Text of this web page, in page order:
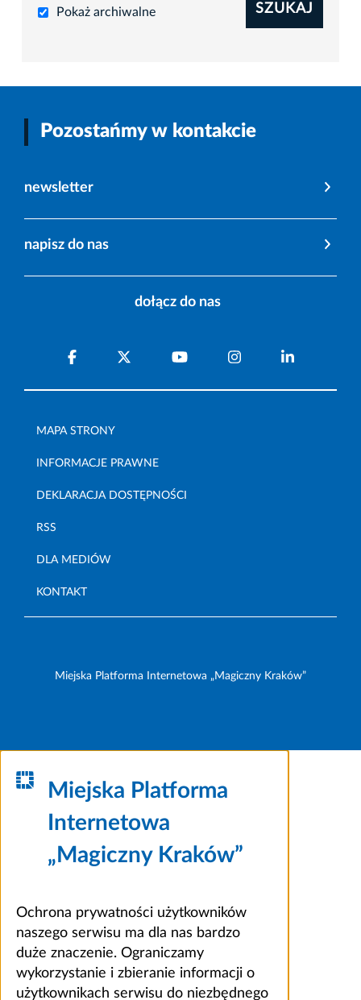
Pokaż archiwalne SZUKAJ
Pozostańmy w kontakcie
newsletter
napisz do nas
dołącz do nas
MAPA STRONY
INFORMACJE PRAWNE
DEKLARACJA DOSTĘPNOŚCI
RSS
DLA MEDIÓW
KONTAKT
Miejska Platforma Internetowa „Magiczny Kraków”
Miejska Platforma
Internetowa
„Magiczny Kraków”
Ochrona prywatności użytkowników
naszego serwisu ma dla nas bardzo
duże znaczenie. Ograniczamy
wykorzystanie i zbieranie informacji o
użytkownikach serwisu do niezbędnego